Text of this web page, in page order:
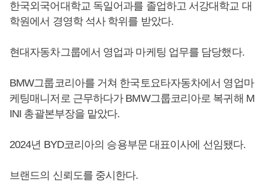
한국외국어대학교 독일어과를 졸업하고 서강대학교 대
학원에서 경영학 석사 학위를 받았다.
현대자동차그룹에서 영업과 마케팅 업무를 담당했다.
BMW그룹코리아를 거쳐 한국토요타자동차에서 영업마
케팅매니저로 근무하다가 BMW그룹코리아로 복귀해 M
INI 총괄본부장을 맡았다.
2024년 BYD코리아의 승용부문 대표이사에 선임됐다.
브랜드의 신뢰도를 중시한다.